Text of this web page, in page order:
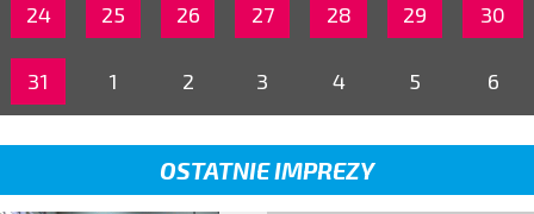
24 25 26 27 28 29 30
31 1 2 3 4 5 6
OSTATNIE IMPREZY